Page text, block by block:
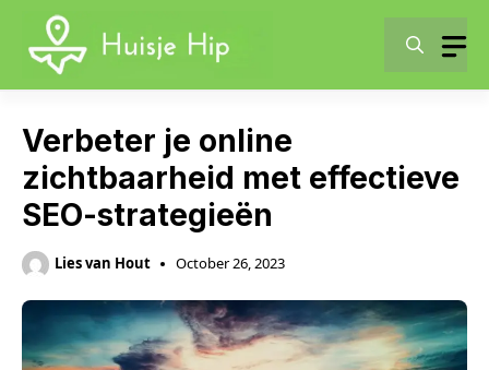
content
Verbeter je online
zichtbaarheid met effectieve
SEO-strategieën
Lies van Hout October 26, 2023